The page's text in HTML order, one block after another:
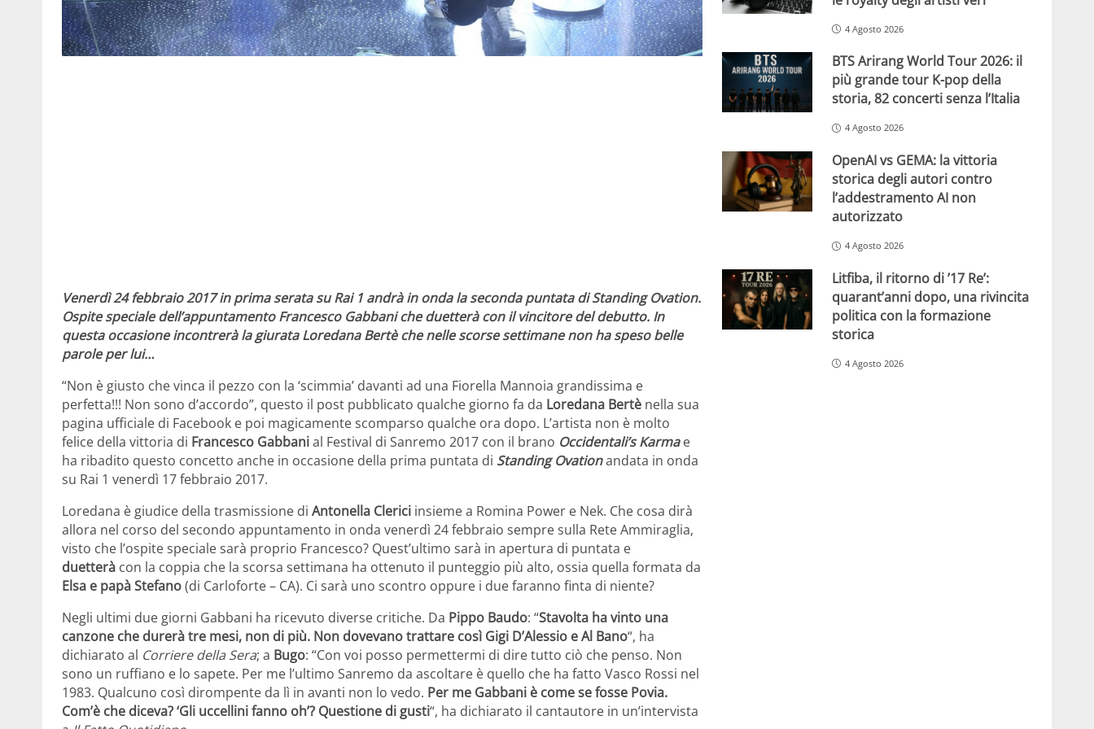
Venerdì 24 febbraio 2017 in prima serata su Rai 1 andrà in onda la seconda puntata di Standing Ovation.
Ospite speciale dell’appuntamento Francesco Gabbani che duetterà con il vincitore del debutto. In
questa occasione incontrerà la giurata Loredana Bertè che nelle scorse settimane non ha speso belle
parole per lui…
“Non è giusto che vinca il pezzo con la ‘scimmia’ davanti ad una Fiorella Mannoia grandissima e
perfetta!!! Non sono d’accordo”, questo il post pubblicato qualche giorno fa da Loredana Bertè nella sua
pagina ufficiale di Facebook e poi magicamente scomparso qualche ora dopo. L’artista non è molto
felice della vittoria di Francesco Gabbanial Festival di Sanremo 2017 con il brano Occidentali’s Karmae
ha ribadito questo concetto anche in occasione della prima puntata di Standing Ovationandata in onda
su Rai 1 venerdì 17 febbraio 2017.
Loredana è giudice della trasmissione di Antonella Clerici insieme a Romina Power e Nek. Che cosa dirà
allora nel corso del secondo appuntamento in onda venerdì 24 febbraio sempre sulla Rete Ammiraglia,
visto che l’ospite speciale sarà proprio Francesco? Quest’ultimo sarà in apertura di puntata e
duetterà con la coppia che la scorsa settimana ha ottenuto il punteggio più alto, ossia quella formata da
Elsa e papà Stefano(di Carloforte – CA). Ci sarà uno scontro oppure i due faranno finta di niente?
Negli ultimi due giorni Gabbani ha ricevuto diverse critiche. Da Pippo Baudo: “Stavolta ha vinto una
canzone che durerà tre mesi, non di più. Non dovevano trattare così Gigi D’Alessio e Al Bano“, ha
dichiarato al Corriere della Sera; a Bugo: “Con voi posso permettermi di dire tutto ciò che penso. Non
sono un ruffiano e lo sapete. Per me l’ultimo Sanremo da ascoltare è quello che ha fatto Vasco Rossi nel
1983. Qualcuno così dirompente da lì in avanti non lo vedo. Per me Gabbani è come se fosse Povia.
Com’è che diceva? ‘Gli uccellini fanno oh’? Questione di gusti“, ha dichiarato il cantautore in un’intervista
4 Agosto 2026
BTS Arirang World Tour 2026: il
più grande tour K-pop della
storia, 82 concerti senza l’Italia
4 Agosto 2026
OpenAI vs GEMA: la vittoria
storica degli autori contro
l’addestramento AI non
autorizzato
4 Agosto 2026
Litfiba, il ritorno di ’17 Re’:
quarant’anni dopo, una rivincita
politica con la formazione
storica
4 Agosto 2026